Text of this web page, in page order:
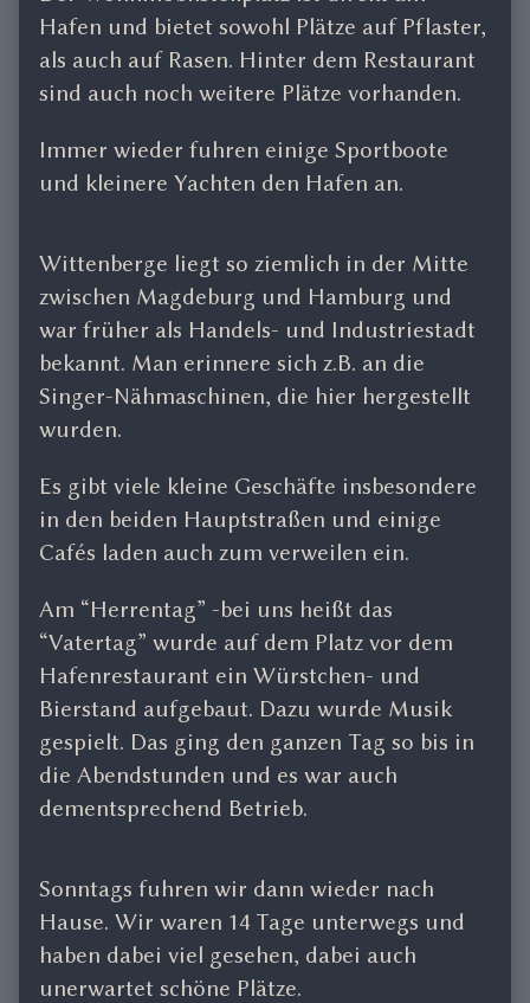
Hafen und bietet sowohl Plätze auf Pflaster,
als auch auf Rasen. Hinter dem Restaurant
sind auch noch weitere Plätze vorhanden.
Immer wieder fuhren einige Sportboote
und kleinere Yachten den Hafen an.
Wittenberge liegt so ziemlich in der Mitte
zwischen Magdeburg und Hamburg und
war früher als Handels- und Industriestadt
bekannt. Man erinnere sich z.B. an die
Singer-Nähmaschinen, die hier hergestellt
wurden.
Es gibt viele kleine Geschäfte insbesondere
in den beiden Hauptstraßen und einige
Cafés laden auch zum verweilen ein.
Am “Herrentag” -bei uns heißt das
“Vatertag” wurde auf dem Platz vor dem
Hafenrestaurant ein Würstchen- und
Bierstand aufgebaut. Dazu wurde Musik
gespielt. Das ging den ganzen Tag so bis in
die Abendstunden und es war auch
dementsprechend Betrieb.
Sonntags fuhren wir dann wieder nach
Hause. Wir waren 14 Tage unterwegs und
haben dabei viel gesehen, dabei auch
unerwartet schöne Plätze.